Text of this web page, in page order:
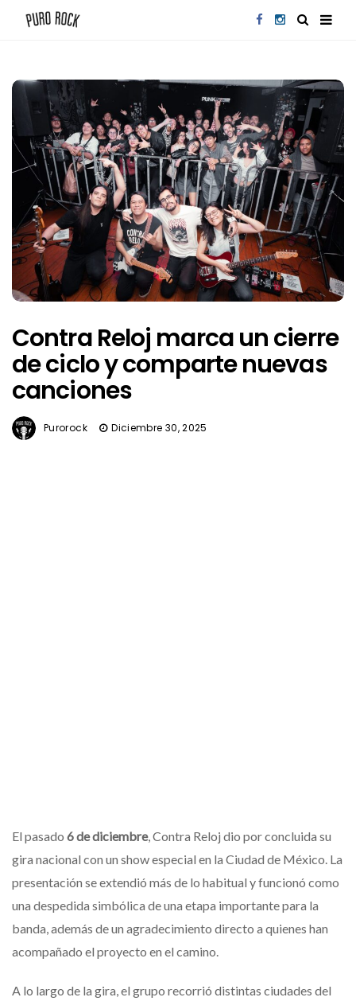
Contra Reloj marca un cierre
de ciclo y comparte nuevas
canciones
Purorock Diciembre 30, 2025
El pasado 6 de diciembre, Contra Reloj dio por concluida su
gira nacional con un show especial en la Ciudad de México. La
presentación se extendió más de lo habitual y funcionó como
una despedida simbólica de una etapa importante para la
banda, además de un agradecimiento directo a quienes han
acompañado el proyecto en el camino.
A lo largo de la gira, el grupo recorrió distintas ciudades del